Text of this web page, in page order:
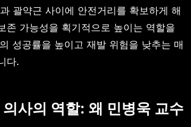
괄약근 사이에 안전거리를 확보하게 해
존 가능성을 획기적으로 높이는 역할을
성공률을 높이고 재발 위험을 낮추는 매
다.
사의 역할: 왜 민병욱 교수